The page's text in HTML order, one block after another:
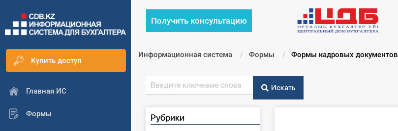
Купить доступ
Главная ИС
Формы
Получить консультацию
Информационная система Формы Текущий:
Формы кадровых документов
Искать
Рубрики